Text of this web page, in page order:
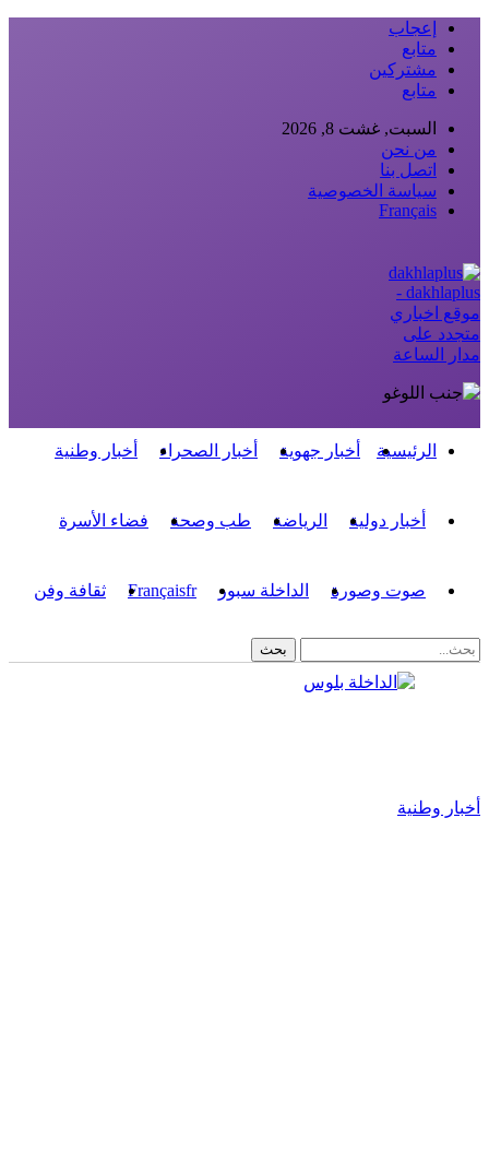
إعجاب
متابع
مشتركين
متابع
السبت, غشت 8, 2026
من نحن
اتصل بنا
سياسة الخصوصية
Français
dakhlaplus -
موقع اخباري
متجدد على
مدار الساعة
الرئيسية أخبار جهوية أخبار الصحراء أخبار وطنية
أخبار دولية الرياضة طب وصحة فضاء الأسرة
صوت وصورة الداخلة سبور Françaisfr ثقافة وفن
أخبار وطنية